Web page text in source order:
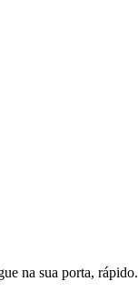
na sua porta, rápido.